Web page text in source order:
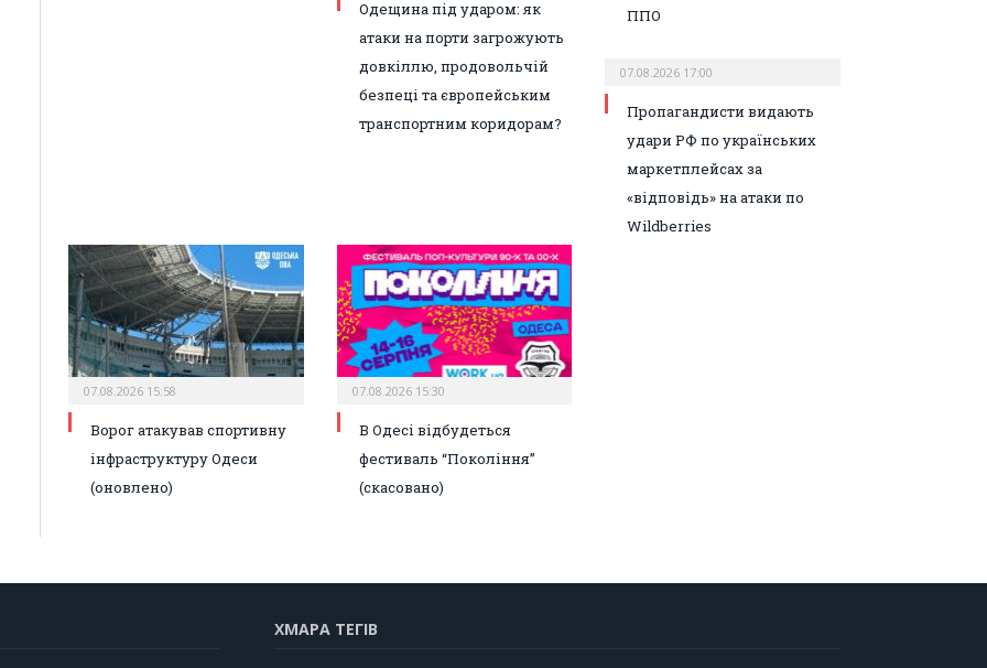
Одещина під ударом: як
атаки на порти загрожують
довкіллю, продовольчій
безпеці та європейським
транспортним коридорам?
ППО
07.08.2026 17:00
Пропагандисти видають
удари РФ по українських
маркетплейсах за
«відповідь» на атаки по
Wildberries
07.08.2026 15:58
Ворог атакував спортивну
інфраструктуру Одеси
(оновлено)
07.08.2026 15:30
В Одесі відбудеться
фестиваль “Покоління”
(скасовано)
ХМАРА ТЕГІВ